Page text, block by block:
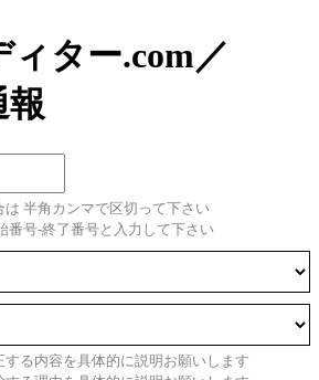
ィター.com／
報
半角カンマで区切って下さい
番号-終了番号と入力して下さい
る内容を具体的に説明お願いします